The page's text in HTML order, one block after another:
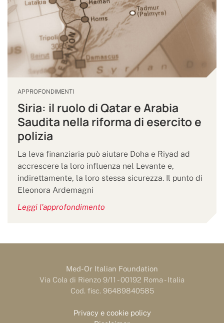
APPROFONDIMENTI
Siria: il ruolo di Qatar e Arabia
Saudita nella riforma di esercito e
polizia
La leva finanziaria può aiutare Doha e Riyad ad
accrescere la loro influenza nel Levante e,
indirettamente, la loro stessa sicurezza. Il punto di
Eleonora Ardemagni
Leggi l'approfondimento
Med-Or Italian Foundation
Via Cola di Rienzo 9/11 - 00192 Roma - Italia
Cod. fisc. 96489840585
Privacy e cookie policy